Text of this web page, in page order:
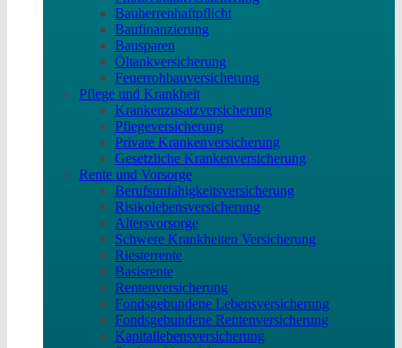
Bauherrenhaftpflicht
Baufinanzierung
Bausparen
Öltankversicherung
Feuerrohbauversicherung
Pflege und Krankheit
Krankenzusatzversicherung
Pflegeversicherung
Private Krankenversicherung
Gesetzliche Krankenversicherung
Rente und Vorsorge
Berufs­unfähigkeitsversicherung
Risikolebensversicherung
Altersvorsorge
Schwere Krankheiten Versicherung
Riesterrente
Basisrente
Rentenversicherung
Fondsgebundene Lebensversicherung
Fondsgebundene Rentenversicherung
Kapitallebensversicherung